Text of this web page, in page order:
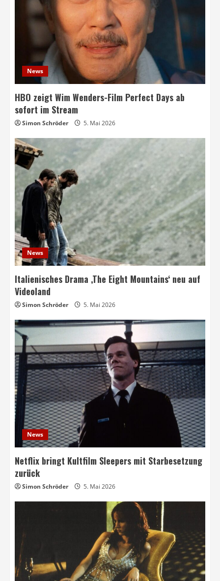
News
HBO zeigt Wim Wenders-Film Perfect Days ab
sofort im Stream
Simon Schröder 5. Mai 2026
News
Italienisches Drama ‚The Eight Mountains‘ neu auf
Videoland
Simon Schröder 5. Mai 2026
News
Netflix bringt Kultfilm Sleepers mit Starbesetzung
zurück
Simon Schröder 5. Mai 2026